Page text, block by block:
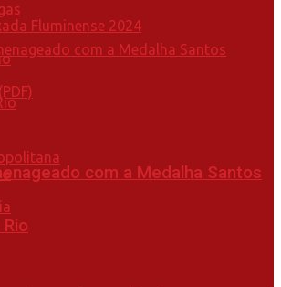
com a Medalha Santos
Fluminense 2024